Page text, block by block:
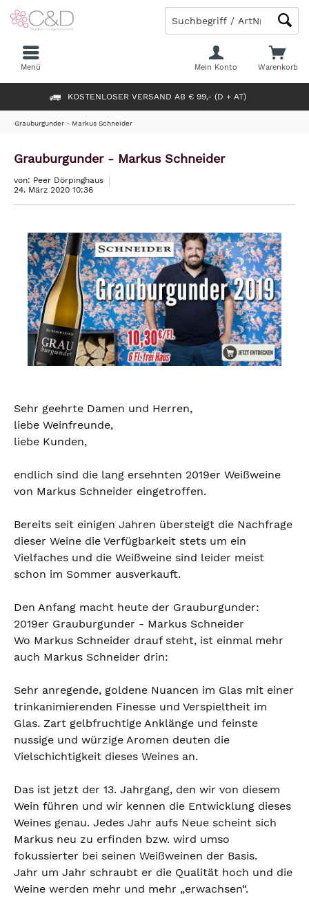
KOSTENLOSER VERSAND AB € 99,- (D + AT)
Warenkorb
Mein Konto
Menü
Grauburgunder - Markus Schneider
Grauburgunder - Markus Schneider
von: Peer Dörpinghaus
24. März 2020 10:36
Sehr geehrte Damen und Herren,
liebe Weinfreunde,
liebe Kunden,
endlich sind die lang ersehnten 2019er Weißweine
von Markus Schneider eingetroffen.
Bereits seit einigen Jahren übersteigt die Nachfrage
dieser Weine die Verfügbarkeit stets um ein
Vielfaches und die Weißweine sind leider meist
schon im Sommer ausverkauft.
Den Anfang macht heute der Grauburgunder:
2019er Grauburgunder - Markus Schneider
Wo Markus Schneider drauf steht, ist einmal mehr
auch Markus Schneider drin:
Sehr anregende, goldene Nuancen im Glas mit einer
trinkanimierenden Finesse und Verspieltheit im
Glas. Zart gelbfruchtige Anklänge und feinste
nussige und würzige Aromen deuten die
Vielschichtigkeit dieses Weines an.
Das ist jetzt der 13. Jahrgang, den wir von diesem
Wein führen und wir kennen die Entwicklung dieses
Weines genau. Jedes Jahr aufs Neue scheint sich
Markus neu zu erfinden bzw. wird umso
fokussierter bei seinen Weißweinen der Basis.
Jahr um Jahr schraubt er die Qualität hoch und die
Weine werden mehr und mehr „erwachsen“.